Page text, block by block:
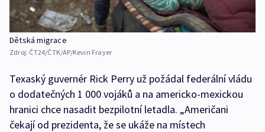
Dětská migrace
Zdroj: ČT24/ČTK/AP/Kevin Frayer
Texaský guvernér Rick Perry už požádal federální vládu
o dodatečných 1 000 vojáků a na americko-mexickou
hranici chce nasadit bezpilotní letadla. „Američani
čekají od prezidenta, že se ukáže na místech